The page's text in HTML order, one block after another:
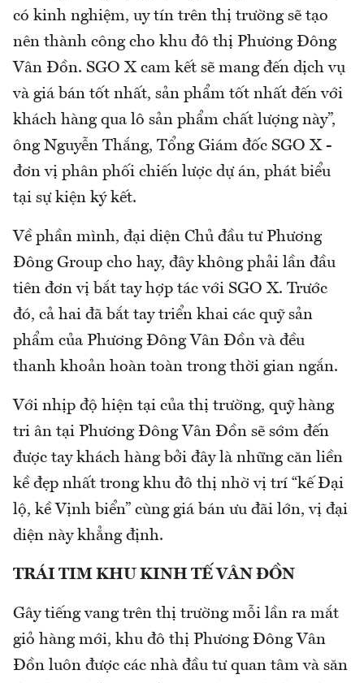
có kinh nghiệm, uy tín trên thị trường sẽ tạo
nên thành công cho khu đô thị Phương Đông
Vân Đồn. SGO X cam kết sẽ mang đến dịch vụ
và giá bán tốt nhất, sản phẩm tốt nhất đến với
khách hàng qua lô sản phẩm chất lượng này”,
ông Nguyễn Thắng, Tổng Giám đốc SGO X -
đơn vị phân phối chiến lược dự án, phát biểu
tại sự kiện ký kết.
Về phần mình, đại diện Chủ đầu tư Phương
Đông Group cho hay, đây không phải lần đầu
tiên đơn vị bắt tay hợp tác với SGO X. Trước
đó, cả hai đã bắt tay triển khai các quỹ sản
phẩm của Phương Đông Vân Đồn và đều
thanh khoản hoàn toàn trong thời gian ngắn.
Với nhịp độ hiện tại của thị trường, quỹ hàng
tri ân tại Phương Đông Vân Đồn sẽ sớm đến
được tay khách hàng bởi đây là những căn liền
kề đẹp nhất trong khu đô thị nhờ vị trí “kế Đại
lộ, kề Vịnh biển” cùng giá bán ưu đãi lớn, vị đại
diện này khẳng định.
TRÁI TIM KHU KINH TẾ VÂN ĐỒN
Gây tiếng vang trên thị trường mỗi lần ra mắt
giỏ hàng mới, khu đô thị Phương Đông Vân
Đồn luôn được các nhà đầu tư quan tâm và săn